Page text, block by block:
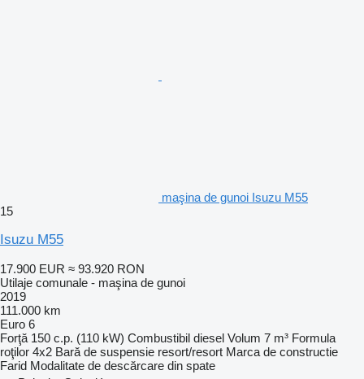
maşina de gunoi Isuzu M55
15
Isuzu M55
17.900 EUR ≈ 93.920 RON
Utilaje comunale - maşina de gunoi
2019
111.000 km
Euro 6
Forţă 150 c.p. (110 kW) Combustibil diesel Volum 7 m³ Formula
roţilor 4x2 Bară de suspensie resort/resort Marca de constructie
Farid Modalitate de descărcare din spate